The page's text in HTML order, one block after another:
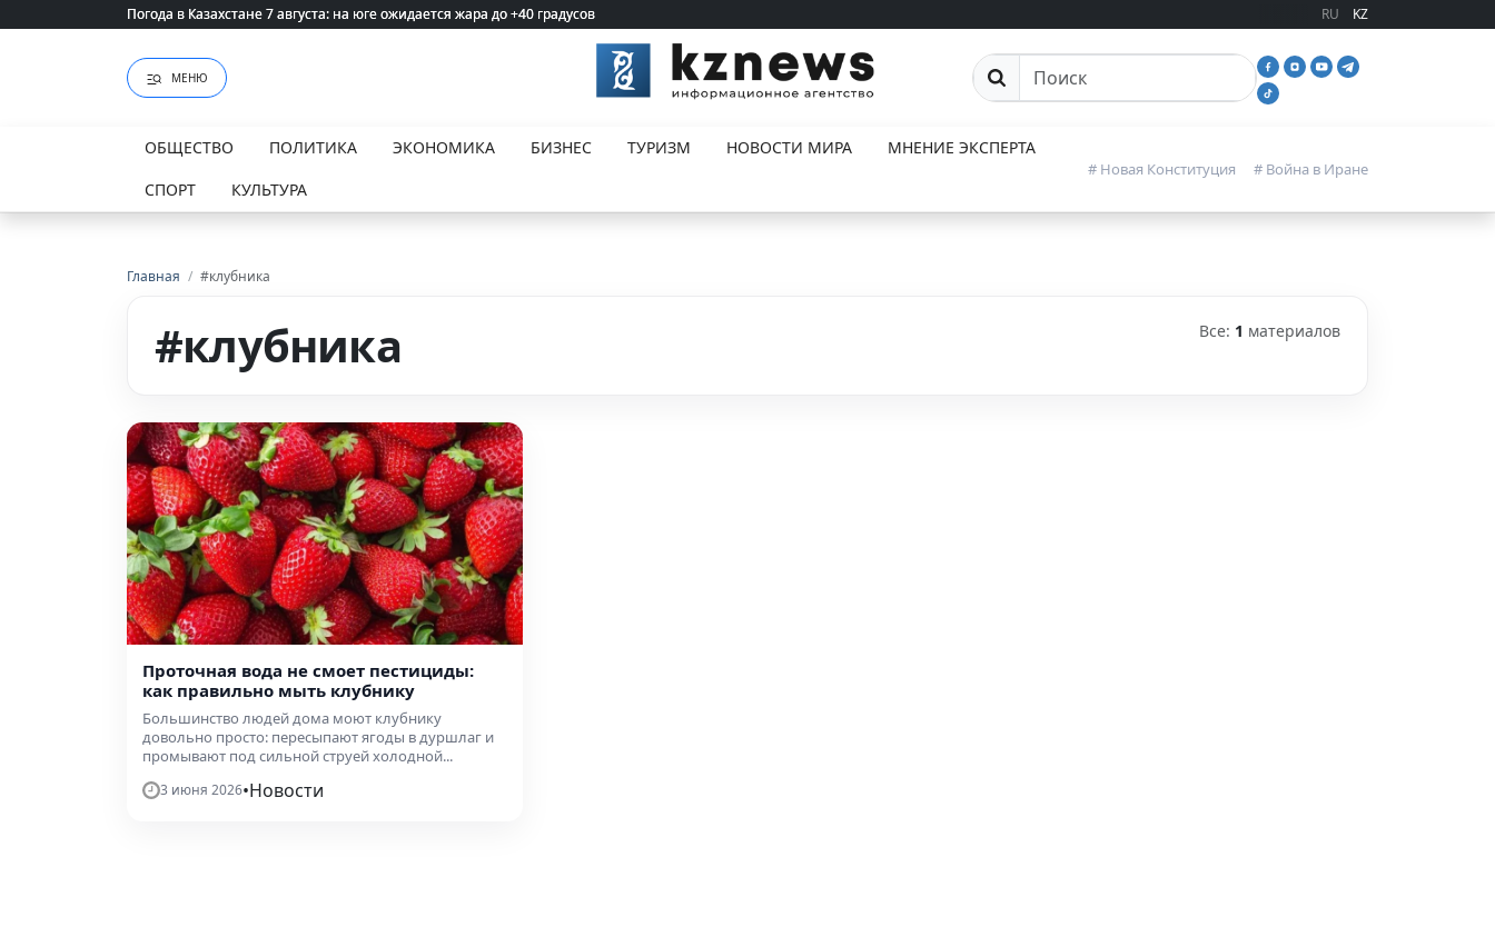
Погода в Казахстане 7 августа: на юге ожидается жара до +40 градусов
Погода в Казахстане 7 августа: на юге ожидается жара до +40 градусов RU KZ
МЕНЮ Поиск
ОБЩЕСТВО ПОЛИТИКА ЭКОНОМИКА БИЗНЕС ТУРИЗМ НОВОСТИ МИРА
МНЕНИЕ ЭКСПЕРТА
СПОРТ
КУЛЬТУРА
# Новая Конституция # Война в Иране
Главная / #клубника
#клубника Все: 1 материалов
Проточная вода не смоет пестициды:
как правильно мыть клубнику
Большинство людей дома моют клубнику
довольно просто: пересыпают ягоды в дуршлаг и
промывают под сильной струей холодной...
3 июня 2026•Новости